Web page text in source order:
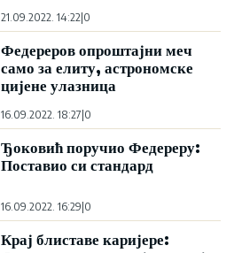
21.09.2022. 14:22|0
Федереров опроштајни меч
само за елиту, астрономске
цијене улазница
16.09.2022. 18:27|0
Ђоковић поручио Федереру:
Поставио си стандард
16.09.2022. 16:29 0
Крај блиставе каријере: